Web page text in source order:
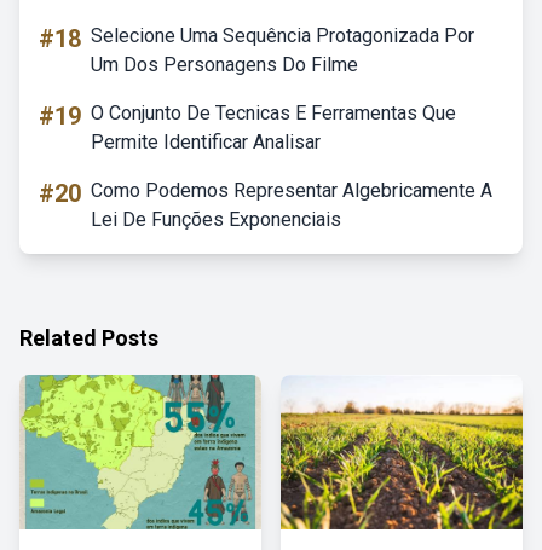
#18 Selecione Uma Sequência Protagonizada Por
Um Dos Personagens Do Filme
#19 O Conjunto De Tecnicas E Ferramentas Que
Permite Identificar Analisar
#20 Como Podemos Representar Algebricamente A
Lei De Funções Exponenciais
Related Posts